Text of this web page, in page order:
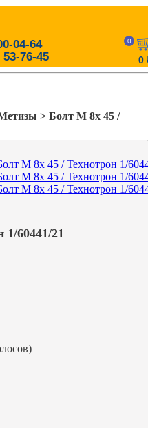
04-64
76-45
0
0
> Болт М 8х 45 /
1/60441/21